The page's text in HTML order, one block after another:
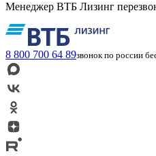
Менеджер ВТБ Лизинг
8 800 700 64 89звонок по россии